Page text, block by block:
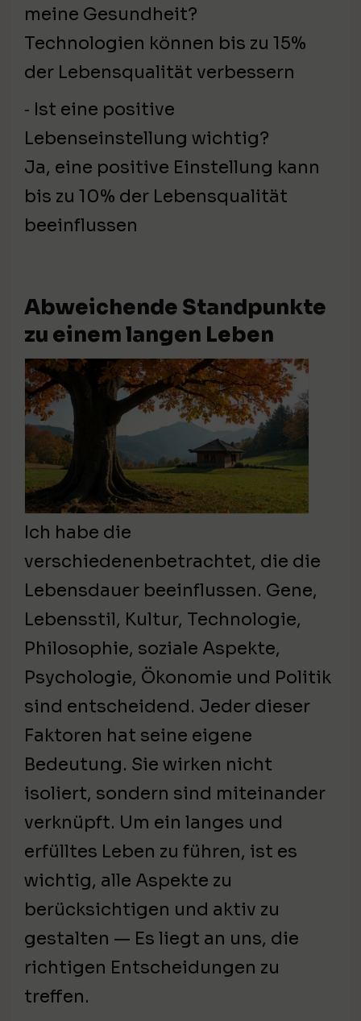
meine Gesundheit?
Technologien können bis zu 15%
der Lebensqualität verbessern
⁃ Ist eine positive
Lebenseinstellung wichtig?
Ja, eine positive Einstellung kann
bis zu 10% der Lebensqualität
beeinflussen
Abweichende Standpunkte
zu einem langen Leben
Ich habe die
verschiedenenbetrachtet, die die
Lebensdauer beeinflussen. Gene,
Lebensstil, Kultur, Technologie,
Philosophie, soziale Aspekte,
Psychologie, Ökonomie und Politik
sind entscheidend. Jeder dieser
Faktoren hat seine eigene
Bedeutung. Sie wirken nicht
isoliert, sondern sind miteinander
verknüpft. Um ein langes und
erfülltes Leben zu führen, ist es
wichtig, alle Aspekte zu
berücksichtigen und aktiv zu
gestalten — Es liegt an uns, die
richtigen Entscheidungen zu
treffen.